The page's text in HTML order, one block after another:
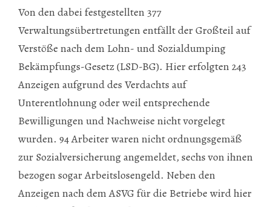
Von den dabei festgestellten 377
Verwaltungsübertretungen entfällt der Großteil auf
Verstöße nach dem Lohn- und Sozialdumping
Bekämpfungs-Gesetz (LSD-BG). Hier erfolgten 243
Anzeigen aufgrund des Verdachts auf
Unterentlohnung oder weil entsprechende
Bewilligungen und Nachweise nicht vorgelegt
wurden. 94 Arbeiter waren nicht ordnungsgemäß
zur Sozialversicherung angemeldet, sechs von ihnen
bezogen sogar Arbeitslosengeld. Neben den
Anzeigen nach dem ASVG für die Betriebe wird hier